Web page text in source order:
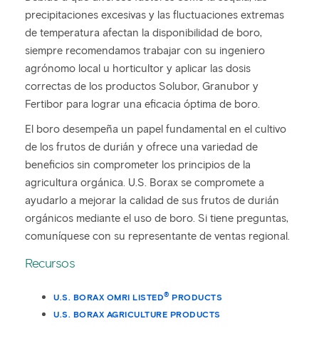
precipitaciones excesivas y las fluctuaciones extremas
de temperatura afectan la disponibilidad de boro,
siempre recomendamos trabajar con su ingeniero
agrónomo local u horticultor y aplicar las dosis
correctas de los productos Solubor, Granubor y
Fertibor para lograr una eficacia óptima de boro.
El boro desempeña un papel fundamental en el cultivo
de los frutos de durián y ofrece una variedad de
beneficios sin comprometer los principios de la
agricultura orgánica. U.S. Borax se compromete a
ayudarlo a mejorar la calidad de sus frutos de durián
orgánicos mediante el uso de boro. Si tiene preguntas,
comuníquese con su representante de ventas regional.
Recursos
U.S. BORAX OMRI LISTED® PRODUCTS
U.S. BORAX AGRICULTURE PRODUCTS